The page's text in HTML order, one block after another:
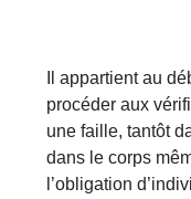
Il appartient au
procéder aux
une faille, tantôt
dans le corps
l’obligation